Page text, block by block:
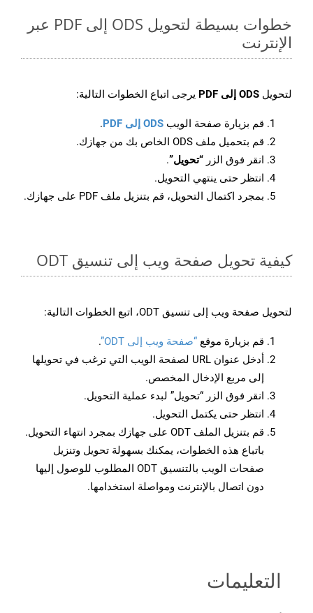
خطوات بسيطة لتحويل ODS إلى PDF عبر
الإنترنت
لتحويل ODS إلى PDF يرجى اتباع الخطوات التالية:
قم بزيارة صفحة الويب ODS إلى PDF
.
قم بتحميل ملف ODS الخاص بك من جهازك.
انقر فوق الزر “تحويل”.
انتظر حتى ينتهي التحويل.
بمجرد اكتمال التحويل، قم بتنزيل ملف PDF على جهازك.
كيفية تحويل صفحة ويب إلى تنسيق ODT
لتحويل صفحة ويب إلى تنسيق ODT، اتبع الخطوات التالية:
قم بزيارة موقع “صفحة ويب إلى ODT”
.
أدخل عنوان URL لصفحة الويب التي ترغب في تحويلها
إلى مربع الإدخال المخصص.
انقر فوق الزر “تحويل” لبدء عملية التحويل.
انتظر حتى يكتمل التحويل.
قم بتنزيل الملف ODT على جهازك بمجرد انتهاء التحويل.
باتباع هذه الخطوات، يمكنك بسهولة تحويل وتنزيل
صفحات الويب بالتنسيق ODT المطلوب للوصول إليها
دون اتصال بالإنترنت ومواصلة استخدامها.
التعليمات